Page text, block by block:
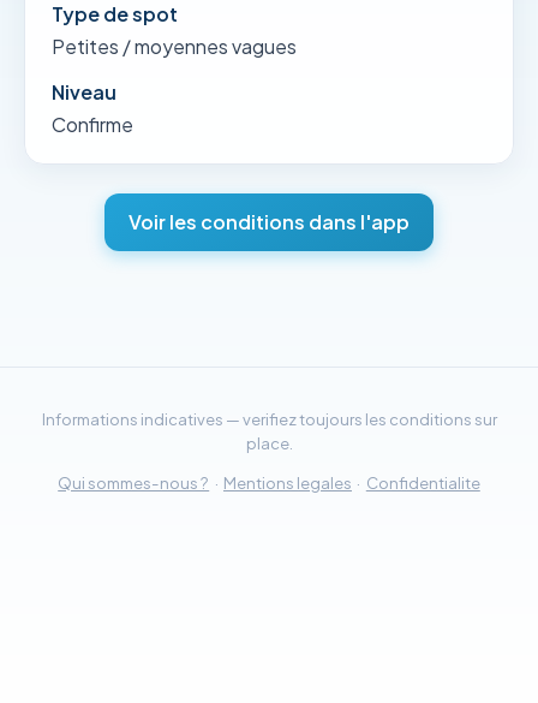
Type de spot
Petites / moyennes vagues
Niveau
Confirme
Voir les conditions dans l'app
Informations indicatives — verifiez toujours les conditions sur
place.
Qui sommes-nous ? · Mentions legales · Confidentialite